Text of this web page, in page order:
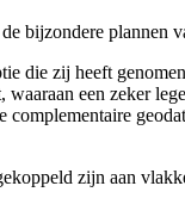
bijzondere plannen
die zij heeft
een zeker
zijn aan